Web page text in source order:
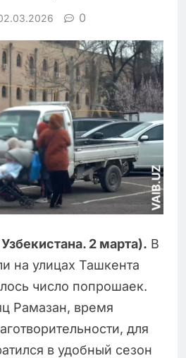
0
2 марта). В
на улицах Ташкента
число попрошаек.
Рамазан, время
для
в удобный сезон